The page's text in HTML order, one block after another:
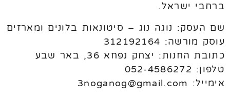
ברחבי ישראל.
שם העסק: נוגה נוג – סיטונאות בלונים ומארזים
עוסק מורשה: 312192164
כתובת החנות: יצחק נפחא 36, באר שבע
טלפון: 052-4586272
אימייל: 3noganog@gmail.com